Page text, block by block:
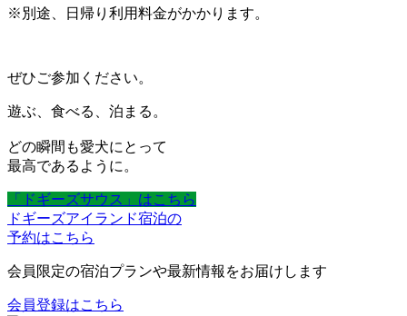
※別途、日帰り利用料金がかかります。
ぜひご参加ください。
遊ぶ、食べる、泊まる。
どの瞬間も愛犬にとって
最高であるように。
「ドギーズサウス」はこちら
ドギーズアイランド宿泊の
予約はこちら
会員限定の宿泊プランや最新情報をお届けします
会員登録はこちら